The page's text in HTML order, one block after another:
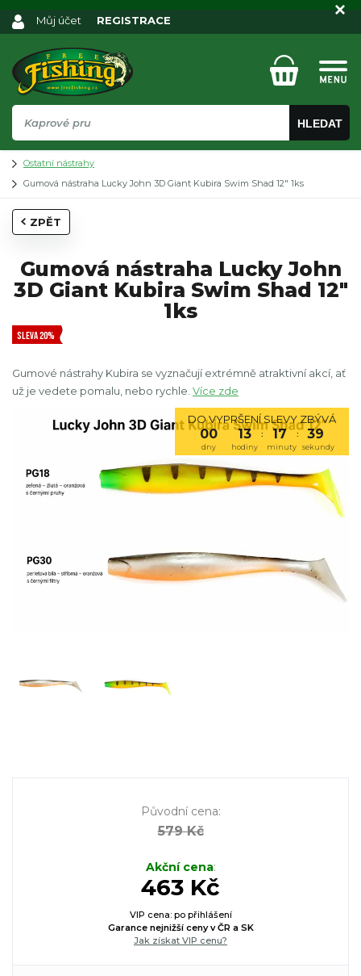
HLEDAT
Můj účet REGISTRACE
Ostatní nástrahy
Gumová nástraha Lucky John 3D Giant Kubira Swim Shad 12" 1ks
ZPĚT
Gumová nástraha Lucky John
3D Giant Kubira Swim Shad 12"
1ks
SLEVA 20%
Gumové nástrahy Kubira se vyznačují extrémně atraktivní akcí, ať
už je vedete pomalu, nebo rychle. Více zde
DO VYPRŠENÍ SLEVY ZBÝVÁ
00 13 : 17 : 38
dny hodiny minuty sekundy
Původní cena:
579 Kč
Akční cena:
463 Kč
VIP cena: po přihlášení
Garance nejnižší ceny v ČR a SK
Jak získat VIP cenu?